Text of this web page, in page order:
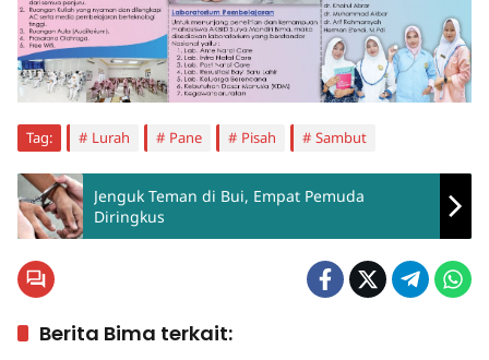
Tag: Lurah Pane Pisah Sambut
Jenguk Teman di Bui, Empat Pemuda
Diringkus
Berita Bima terkait: